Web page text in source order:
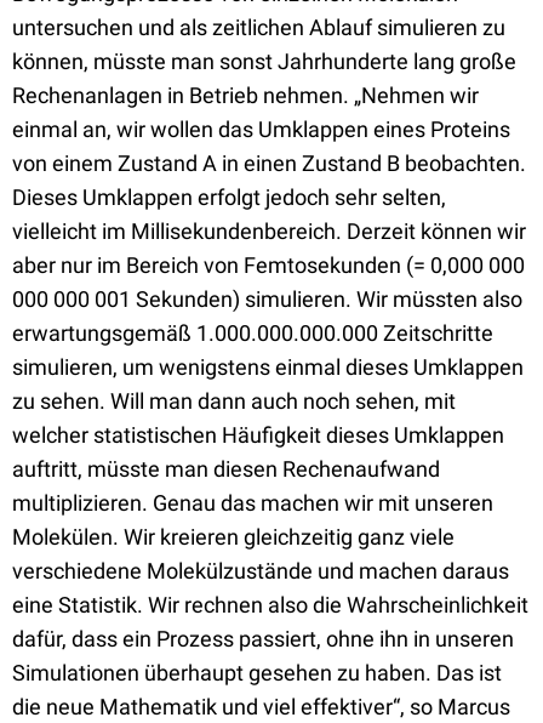
untersuchen und als zeitlichen Ablauf simulieren zu
können, müsste man sonst Jahrhunderte lang große
Rechenanlagen in Betrieb nehmen. „Nehmen wir
einmal an, wir wollen das Umklappen eines Proteins
von einem Zustand A in einen Zustand B beobachten.
Dieses Umklappen erfolgt jedoch sehr selten,
vielleicht im Millisekundenbereich. Derzeit können wir
aber nur im Bereich von Femtosekunden (= 0,000 000
000 000 001 Sekunden) simulieren. Wir müssten also
erwartungsgemäß 1.000.000.000.000 Zeitschritte
simulieren, um wenigstens einmal dieses Umklappen
zu sehen. Will man dann auch noch sehen, mit
welcher statistischen Häufigkeit dieses Umklappen
auftritt, müsste man diesen Rechenaufwand
multiplizieren. Genau das machen wir mit unseren
Molekülen. Wir kreieren gleichzeitig ganz viele
verschiedene Molekülzustände und machen daraus
eine Statistik. Wir rechnen also die Wahrscheinlichkeit
dafür, dass ein Prozess passiert, ohne ihn in unseren
Simulationen überhaupt gesehen zu haben. Das ist
die neue Mathematik und viel effektiver“, so Marcus